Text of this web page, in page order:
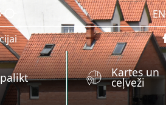
EN
Kartes un
ceļveži